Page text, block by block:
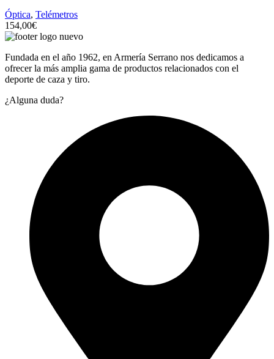
Óptica, Telémetros
154,00€
Fundada en el año 1962, en Armería Serrano nos dedicamos a
ofrecer la más amplia gama de productos relacionados con el
deporte de caza y tiro.
¿Alguna duda?